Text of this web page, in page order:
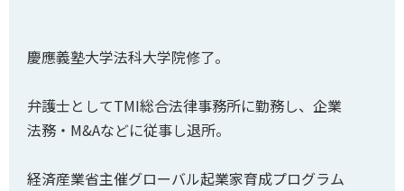
慶應義塾大学法科大学院修了。
弁護士としてTMI総合法律事務所に勤務し、企業
法務・M&Aなどに従事し退所。
経済産業省主催グローバル起業家育成プログラム